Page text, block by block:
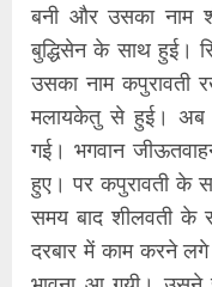
बनी और उसका नाम
बुद्धिसेन के साथ हुई।
उसका नाम कपुरावती
मलायकेतु से हुई। अब
गई। भगवान
हुए। पर कपुरावती के
समय बाद शीलवती के
दरबार में काम करने